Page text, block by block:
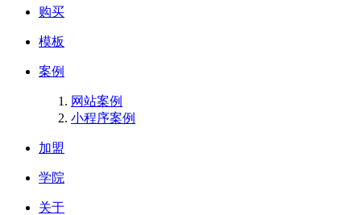
购买
模板
案例
网站案例
小程序案例
加盟
学院
关于